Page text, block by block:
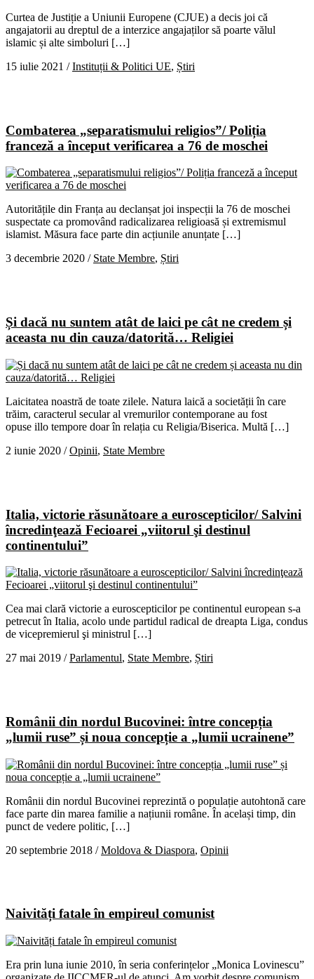
Curtea de Justiție a Uniunii Europene (CJUE) a decis joi că
angajatorii au dreptul de a interzice angajaților să poarte vălul
islamic și alte simboluri […]
15 iulie 2021 /Instituții & Politici UE, Știri
Combaterea „separatismului religios”/ Poliția
franceză a început verificarea a 76 de moschei
Autoritățile din Franța au declanșat joi inspecții la 76 de moschei
suspectate ca promovând radicalizarea religioasă și extremismul
islamist. Măsura face parte din acțiunile anunțate […]
3 decembrie 2020 / State Membre, Știri
Și dacă nu suntem atât de laici pe cât ne credem și
aceasta nu din cauza/datorită… Religiei
Laicitatea noastră de toate zilele. Natura laică a societății în care
trăim, caracterul secular al vremurilor contemporane au fost
opuse illo tempore doar în relația cu Religia/Biserica. Multă […]
2 iunie 2020 /Opinii, State Membre
Italia, victorie răsunătoare a euroscepticilor/ Salvini
încredinţează Fecioarei „viitorul şi destinul
continentului”
Cea mai clară victorie a euroscepticilor pe continentul european s-a
petrecut în Italia, acolo unde partidul radical de dreapta Liga, condus
de vicepremierul şi ministrul […]
27 mai 2019 /Parlamentul, State Membre, Știri
Românii din nordul Bucovinei: între concepția
„lumii ruse” și noua concepție a „lumii ucrainene”
Românii din nordul Bucovinei reprezintă o populație autohtonă care
face parte din marea familie a națiunii române. În același timp, din
punct de vedere politic, […]
20 septembrie 2018 /Moldova & Diaspora, Opinii
Naivități fatale în empireul comunist
Era prin luna iunie 2010, în seria conferințelor „Monica Lovinescu”